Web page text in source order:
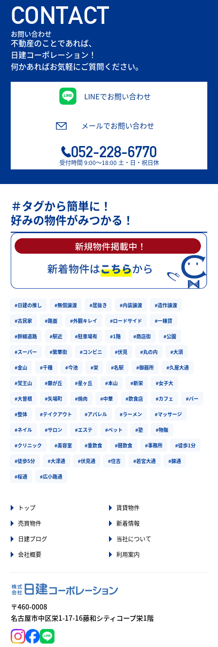
CONTACT
お問い合わせ
不動産のことであれば、
日建コーポレーション！
何かあればお気軽にご質問ください。
LINEでお問い合わせ
メールでお問い合わせ
052-228-6770
受付時間 9:00〜18:00 土・日・祝日休
＃タグから簡単に！
好みの物件がみつかる！
#日建の推し #無償譲渡 #居抜き #内装譲渡 #造作譲渡
#古民家 #路面 #外観キレイ #ロードサイド #一棟貸
#幹線道路 #駅近 #駐車場有 #1階 #商店街 #公園
#スーパー #繁華街 #コンビニ #伏見 #丸の内 #大須
#金山 #千種 #今池 #栄 #名駅 #御器所 #久屋大通
#覚王山 #藤が丘 #星ヶ丘 #本山 #新栄 #女子大
#大曽根 #矢場町 #焼肉 #中華 #飲食店 #カフェ #バー
#整体 #テイクアウト #アパレル #ラーメン #マッサージ
#ネイル #サロン #エステ #ペット #塾 #物販
#クリニック #美容室 #重飲食 #軽飲食 #事務所 #徒歩1分
#徒歩5分 #大津通 #伏見通 #住吉 #若宮大通 #錦通
#桜通 #広小路通
トップ
賃貸物件
売買物件
新着情報
日建ブログ
当社について
会社概要
利用案内
〒460-0008
名古屋市中区栄1-17-16藤和シティコープ栄1階